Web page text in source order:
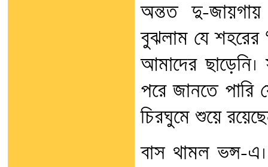
অন্তত দু-
বুঝলাম যে শহরের
আমাদের
পরে জানতে পারি
চিরঘুমে শুয়ে
বাস থামল ভন্স-এ।